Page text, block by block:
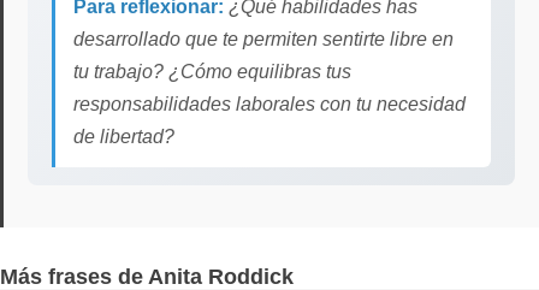
Para reflexionar: ¿Qué habilidades has
desarrollado que te permiten sentirte libre en
tu trabajo? ¿Cómo equilibras tus
responsabilidades laborales con tu necesidad
de libertad?
Más frases de Anita Roddick